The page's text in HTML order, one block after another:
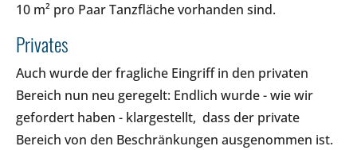
10 m² pro Paar Tanzfläche vorhanden sind.
Privates
Auch wurde der fragliche Eingriff in den privaten
Bereich nun neu geregelt: Endlich wurde - wie wir
gefordert haben - klargestellt, dass der private
Bereich von den Beschränkungen ausgenommen ist.